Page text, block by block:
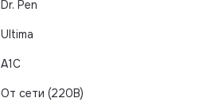
Dr. Pen
Ultima
A1C
От сети (220В)